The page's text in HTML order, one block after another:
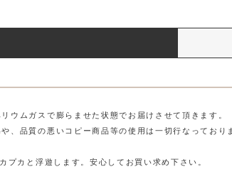
ウムガスで膨らませた状態でお届けさせて頂きます。
、品質の悪いコピー商品等の使用は一切行なっており
カと浮遊します。安心してお買い求め下さい。